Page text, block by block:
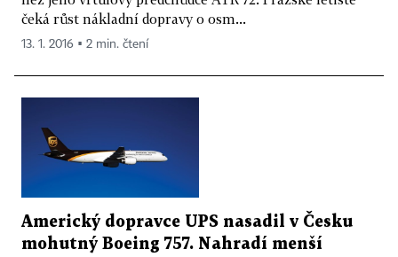
čeká růst nákladní dopravy o osm...
13. 1. 2016 ▪ 2 min. čtení
Americký dopravce UPS nasadil v Česku
mohutný Boeing 757. Nahradí menší